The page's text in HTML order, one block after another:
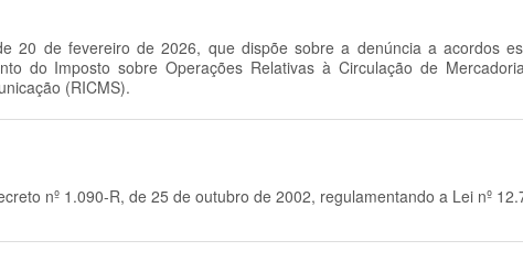
20 de fevereiro de 2026, que dispõe sobre a denúncia a acordos
do Imposto sobre Operações Relativas à Circulação de
(RICMS).
nº 1.090-R, de 25 de outubro de 2002, regulamentando a Lei nº